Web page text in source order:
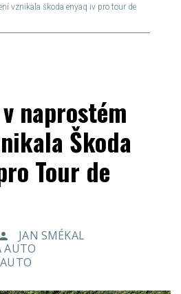
vznikala škoda enyaq iv pro tour de
naprostém
Škoda
Tour de
JAN SMÉKAL
AUTO